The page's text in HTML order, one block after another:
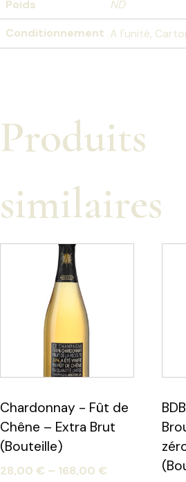
Poids
ND
Conditionnement A l'unité,
Produits
similaires
Chardonnay - Fût de
Chêne – Extra Brut
(Bouteille)
28,00 € – 168,00 €